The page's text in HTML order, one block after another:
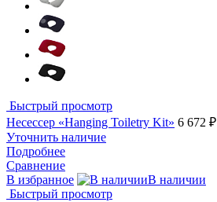
Быстрый просмотр
Несессер «Hanging Toiletry Kit» 6 672 ₽
Уточнить наличие
Подробнее
Сравнение
В избранное
В наличии
Быстрый просмотр